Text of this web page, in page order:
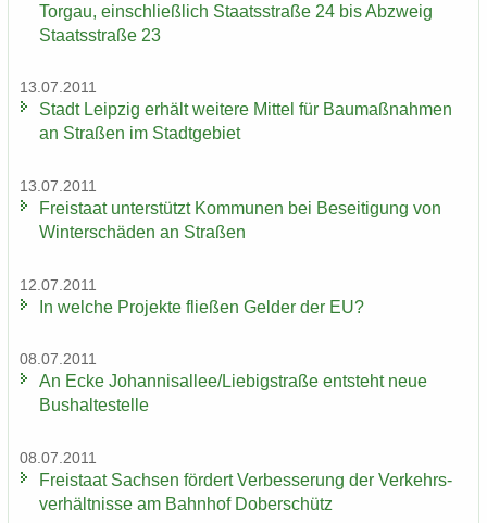
Tor­gau, ein­schließ­lich Staats­stra­ße 24 bis Ab­zweig
Staats­stra­ße 23
13.07.2011
Stadt Leip­zig er­hält wei­te­re Mit­tel für Bau­maß­nah­men
an Stra­ßen im Stadt­ge­biet
13.07.2011
Frei­staat un­ter­stützt Kom­mu­nen bei Be­sei­ti­gung von
Win­ter­schä­den an Stra­ßen
12.07.2011
In wel­che Pro­jek­te flie­ßen Gel­der der EU?
08.07.2011
An Ecke Jo­han­ni­s­al­lee/Lie­big­stra­ße ent­steht neue
Bus­hal­te­stel­le
08.07.2011
Frei­staat Sach­sen för­dert Ver­bes­se­rung der Ver­kehrs­
ver­hält­nis­se am Bahn­hof Do­ber­schütz